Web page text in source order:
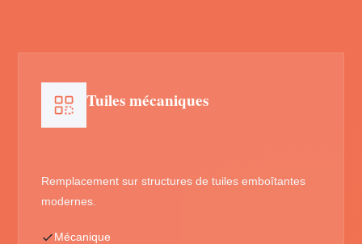
Tuiles mécaniques
Remplacement sur structures de tuiles emboîtantes
modernes.
Mécanique